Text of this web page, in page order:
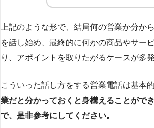
上記のような形で、結局何の営業か分か
を話し始め、最終的に何かの商品やサー
り、アポイントを取りたがるケースが多
こういった話し方をする営業電話は基本
業だと分かっておくと身構えることがで
で、是非参考にしてください。